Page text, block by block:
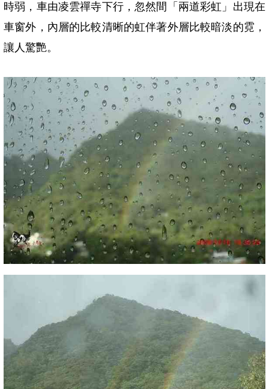
時弱，車由凌雲禪寺下行，忽然間「兩道彩虹」出現在
車窗外，內層的比較清晰的虹伴著外層比較暗淡的霓，
讓人驚艷。